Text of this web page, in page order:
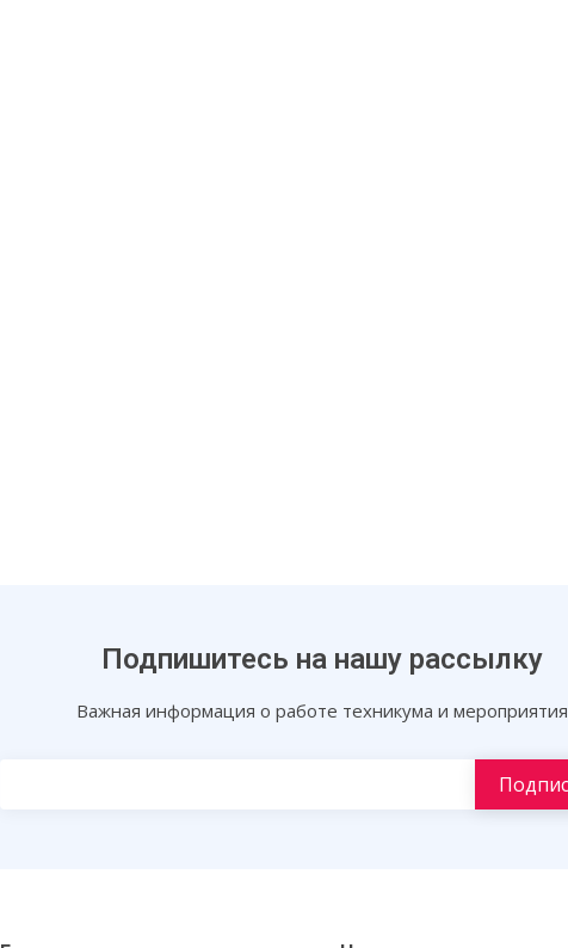
Подпишитесь на нашу рассылку
Важная информация о работе техникума и мероприятия